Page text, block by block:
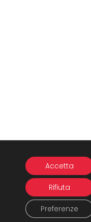
Accetta
Rifiuta
Preferenze